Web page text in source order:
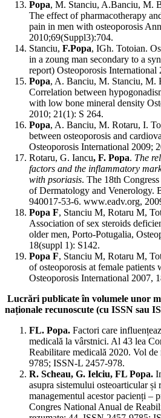
Popa, M. Stanciu, A.Banciu, M.
The effect of pharmacotherapy
pain in men with osteoporosis
2010;69(Suppl3):704.
Stanciu, F.Popa, IGh. Totoian.
in a zoung man secondary to a
report) Osteoporosis International
Popa, A. Banciu, M. Stanciu, M.
Correlation between
with low bone mineral density
2010; 21(1): S 264.
Popa, A. Banciu, M. Rotaru, I.
between osteoporosis and
Osteoporosis International 2009;
Rotaru, G. Iancu, F. Popa. The
factors and the inflammatory
with psoriasis. The 18th
of Dermatology and Venerology.
940017-53-6. www.eadv.org,
Popa F, Stanciu M, Rotaru M,
Association of sex steroids
older men, Porto-Potugalia,
18(suppl 1): S142.
Popa F, Stanciu M, Rotaru M,
of osteoporosis at female
Osteoporosis International 2007,
Lucrări publicate în volumele unor
naționale recunoscute (cu ISSN sau
FL. Popa. Factori care
medicală la vârstnici. Al 43 lea
Reabilitare medicală 2020. Vol
9785; ISSN-L 2457-978.
R. Scheau, G. Ielciu, FL Popa.
asupra sistemului osteoarticular
managementul acestor pacienți –
Congres National Anual de